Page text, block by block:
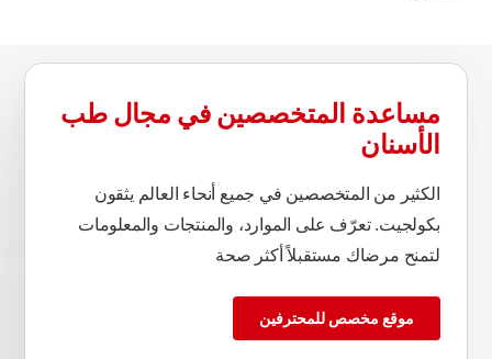
مساعدة المتخصصين في مجال طب
الأسنان
الكثير من المتخصصين في جميع أنحاء العالم يثقون
بكولجيت. تعرّف على الموارد، والمنتجات والمعلومات
لتمنح مرضاك مستقبلاً أكثر صحة
موقع مخصص للمحترفين